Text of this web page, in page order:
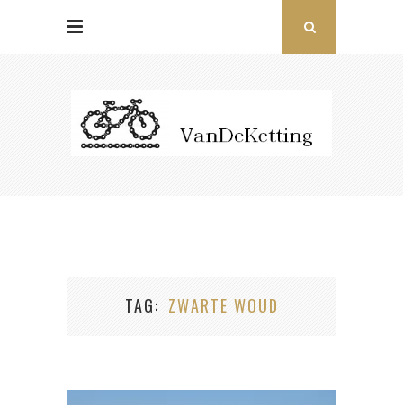
TAG ZWARTE WOUD